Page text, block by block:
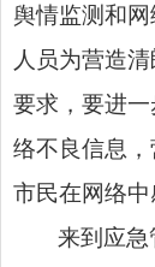
舆情监测和
人员为营造
要求，要进
络不良信息
市民在网络中
来到应急